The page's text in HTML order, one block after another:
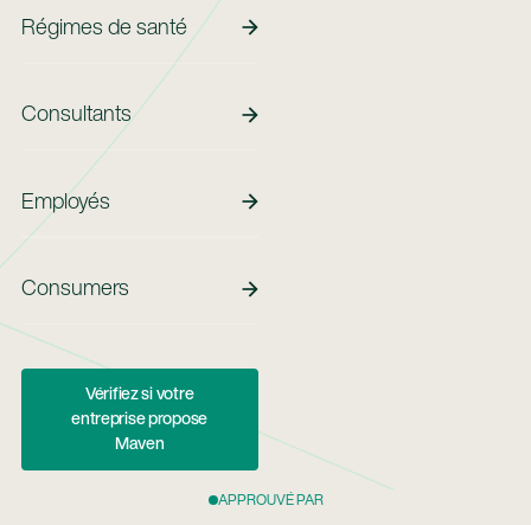
Régimes de santé
Consultants
Employés
Employés
Consumers
Vérifiez Si Votre Entreprise Propose Maven
Vérifiez si votre
entreprise propose
Maven
APPROUVÉ PAR